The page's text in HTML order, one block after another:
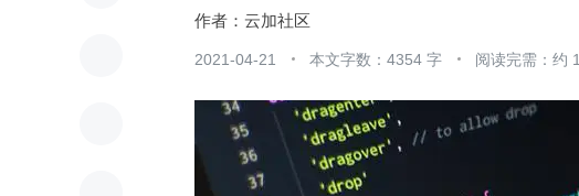
云加社区
2021-04-21 本文字数：4354 字 阅读完需：约